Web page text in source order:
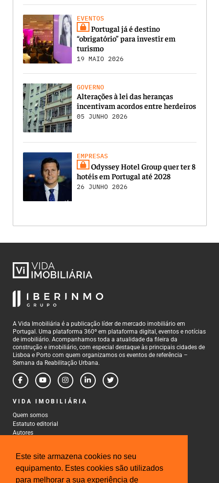
Este site armazena cookies no seu
equipamento. Estes cookies são utilizados
para melhorar a sua experiência de
EVENTOS
Portugal já é destino
“obrigatório” para investir em
turismo
19 MAIO 2026
GOVERNO
Alterações à lei das heranças
incentivam acordos entre herdeiros
05 JUNHO 2026
EMPRESAS
Odyssey Hotel Group quer ter 8
hotéis em Portugal até 2028
26 JUNHO 2026
A Vida Imobiliária é a publicação líder de mercado imobiliário em
Portugal. Uma plataforma 360º em plataforma digital, eventos e notícias
de imobiliário. Acompanhamos toda a atualidade da fileira da
construção e imobiliário, com especial destaque às principais cidades de
Lisboa e Porto com quem organizamos os eventos de referência –
Semana da Reabilitação Urbana.
VIDA IMOBILIÁRIA
Quem somos
Estatuto editorial
Autores
CONTACTOS
Rua Gonçalo Cristovão, 185 - 6º